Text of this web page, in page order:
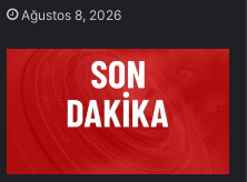
Ağustos 8, 2026